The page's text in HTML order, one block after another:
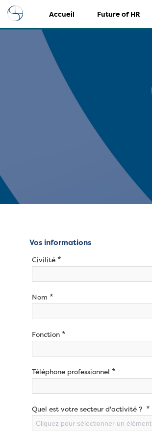
Accueil Future of HR
Vos informations
Civilité *
Nom *
Fonction *
Téléphone professionnel *
Quel est votre secteur d'activité ? *
Cliquez pour sélectionner un élément